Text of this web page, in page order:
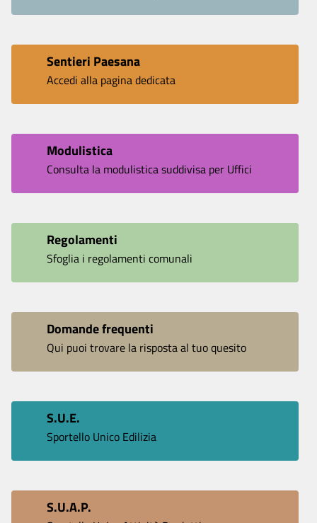
Sentieri Paesana
Accedi alla pagina dedicata
Modulistica
Consulta la modulistica suddivisa per Uffici
Regolamenti
Sfoglia i regolamenti comunali
Domande frequenti
Qui puoi trovare la risposta al tuo quesito
S.U.E.
Sportello Unico Edilizia
S.U.A.P.